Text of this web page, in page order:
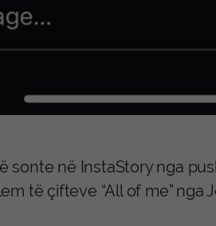
sonte në InstaStory nga
të çifteve “All of me” nga